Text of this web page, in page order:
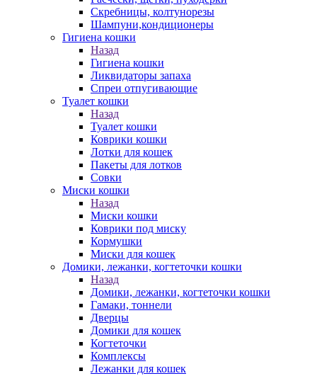
Скребницы, колтунорезы
Шампуни,кондиционеры
Гигиена кошки
Назад
Гигиена кошки
Ликвидаторы запаха
Спреи отпугивающие
Туалет кошки
Назад
Туалет кошки
Коврики кошки
Лотки для кошек
Пакеты для лотков
Совки
Миски кошки
Назад
Миски кошки
Коврики под миску
Кормушки
Миски для кошек
Домики, лежанки, когтеточки кошки
Назад
Домики, лежанки, когтеточки кошки
Гамаки, тоннели
Дверцы
Домики для кошек
Когтеточки
Комплексы
Лежанки для кошек